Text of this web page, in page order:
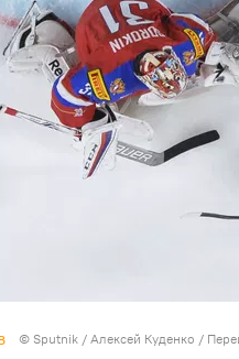
© Sputnik / Алексей Куденко /